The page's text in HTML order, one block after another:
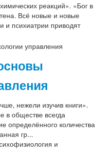
реакций». «Бог в
Всё новые и новые
и психиатрии приводят
нежели изучив книги».
в обществе всегда
определённого количества
гр...